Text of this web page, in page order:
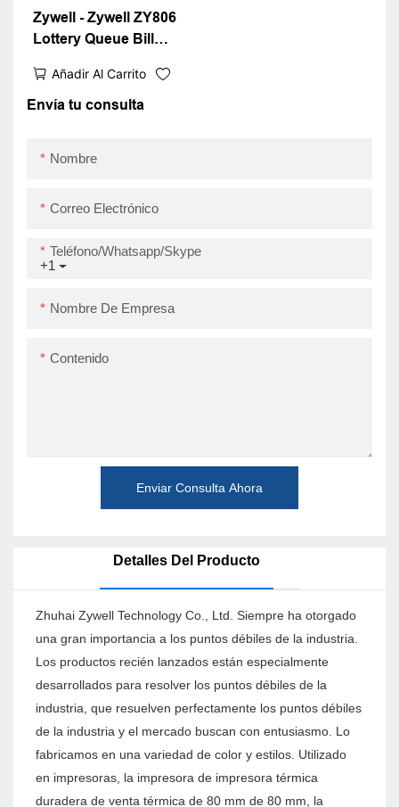
Zywell - Zywell ZY806
Lottery Queue Bill
ticket de 80 mm Wifi
Bluetooth
Añadir Al Carrito
Envía tu consulta
Nombre
Correo Electrónico
+1
Teléfono/whatsapp/skype
Nombre De Empresa
Contenido
Enviar Consulta Ahora
Detalles Del Producto
Zhuhai Zywell Technology Co., Ltd. Siempre ha otorgado
una gran importancia a los puntos débiles de la industria.
Los productos recién lanzados están especialmente
desarrollados para resolver los puntos débiles de la
industria, que resuelven perfectamente los puntos débiles
de la industria y el mercado buscan con entusiasmo. Lo
fabricamos en una variedad de color y estilos. Utilizado
en impresoras, la impresora de impresora térmica
duradera de venta térmica de 80 mm de 80 mm, la